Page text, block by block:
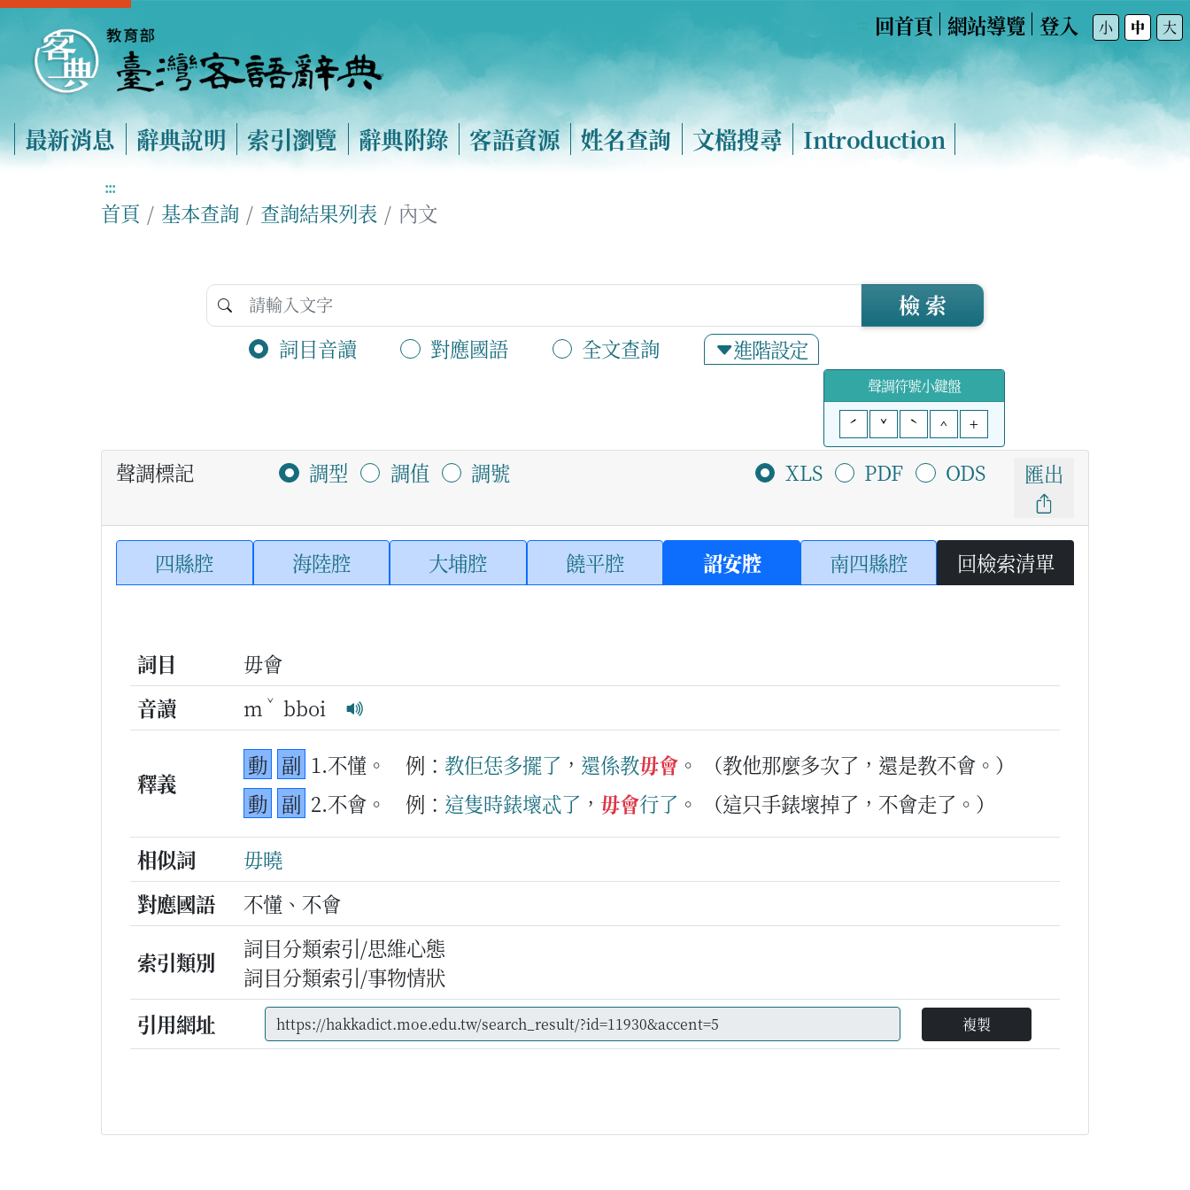
回首頁 網站導覽 登入 小 中 大
最新消息 辭典說明 索引瀏覽 辭典附錄 客語資源 姓名查詢 文檔搜尋 Introduction
:::
首頁 基本查詢 查詢結果列表 內文
詞目音讀 對應國語 全文查詢 進階設定
檢 索
聲調符號小鍵盤
ˊ
ˇ ˋ ^ +
聲調標記 調型 調值 調號 XLS PDF ODS 匯出
四縣腔 海陸腔 大埔腔 饒平腔 詔安腔 南四縣腔 回檢索清單
詞目
毋會
音讀
m ˇ bboi
釋義
動 副 1.不懂。 例： 教佢恁多擺了 ， 還係教毋會 。
（教他那麼多次了，還是教不會。）
動 副 2.不會。 例： 這隻時錶壞忒了 ， 毋會行了 。
（這只手錶壞掉了，不會走了。）
相似詞
毋曉
對應國語
不懂、不會
索引類別
詞目分類索引/思維心態
詞目分類索引/事物情狀
引用網址
複製